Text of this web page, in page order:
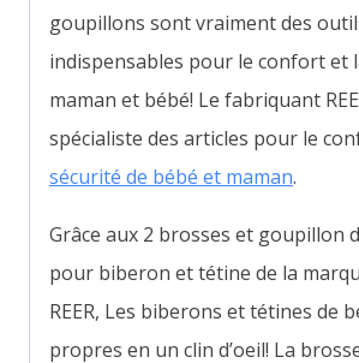
goupillons sont vraiment des
indispensables pour le confort et
maman et bébé! Le fabriquant
spécialiste des articles pour le
sécurité de bébé et maman.
Grâce aux 2 brosses et goupillon
pour biberon et tétine de la
REER, Les biberons et tétines de
propres en un clin d’oeil! La